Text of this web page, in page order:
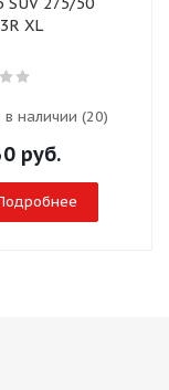
XL
в наличии (20)
руб.